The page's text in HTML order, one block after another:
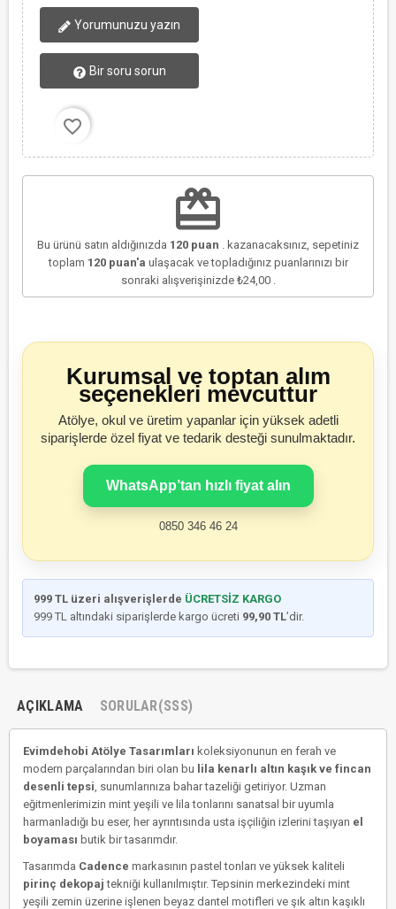
Yorumunuzu yazın
Bir soru sorun
favorite_border
redeem
Bu ürünü satın aldığınızda 120 puan . kazanacaksınız, sepetiniz
toplam 120puan'a ulaşacak ve topladığınız puanlarınızı bir
sonraki alışverişinizde ₺24,00.
Kurumsal ve toptan alım
seçenekleri mevcuttur
Atölye, okul ve üretim yapanlar için yüksek adetli
siparişlerde özel fiyat ve tedarik desteği sunulmaktadır.
WhatsApp’tan hızlı fiyat alın
0850 346 46 24
999 TL üzeri alışverişlerde ÜCRETSİZ KARGO
999 TL altındaki siparişlerde kargo ücreti 99,90 TL’dir.
AÇIKLAMA SORULAR(SSS)
Evimdehobi Atölye Tasarımları koleksiyonunun en ferah ve
modern parçalarından biri olan bu lila kenarlı altın kaşık ve fincan
desenli tepsi , sunumlarınıza bahar tazeliği getiriyor. Uzman
eğitmenlerimizin mint yeşili ve lila tonlarını sanatsal bir uyumla
harmanladığı bu eser, her ayrıntısında usta işçiliğin izlerini taşıyan el
boyaması butik bir tasarımdır.
Tasarımda Cadence markasının pastel tonları ve yüksek kaliteli
pirinç dekopaj tekniği kullanılmıştır. Tepsinin merkezindeki mint
yeşili zemin üzerine işlenen beyaz dantel motifleri ve şık altın kaşıklı